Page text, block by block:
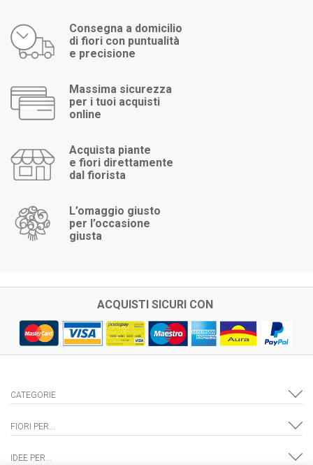
Consegna a domicilio
di fiori con puntualità
e precisione
Massima sicurezza
per i tuoi acquisti
online
Acquista piante
e fiori direttamente
dal fiorista
L’omaggio giusto
per l’occasione
giusta
ACQUISTI SICURI CON
CATEGORIE
FIORI PER...
IDEE PER...